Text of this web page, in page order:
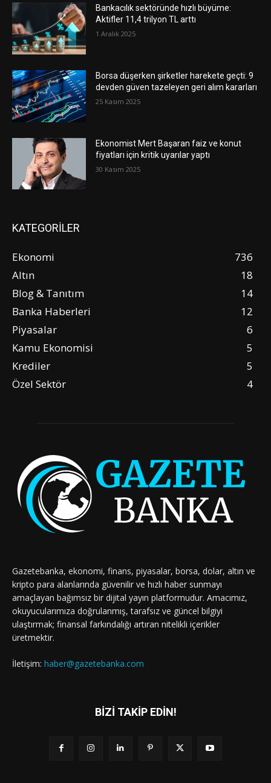
Bankacılık sektöründe hızlı büyüme:
Aktifler 11,4 trilyon TL arttı
1 Aralık 2025
Borsa düşerken şirketler harekete geçti: 9
devden güven tazeleyen geri alım kararları
25 Kasım 2025
Ekonomist Mert Başaran faiz ve konut
fiyatları için kritik uyarılar yaptı
30 Kasım 2025
KATEGORİLER
Ekonomi
736
Altın
18
Blog & Tanıtım
14
Banka Haberleri
12
Piyasalar
6
Kamu Ekonomisi
5
Krediler
5
Özel Sektör
4
Gazetebanka, ekonomi, finans, piyasalar, borsa, dolar, altın ve
kripto para alanlarında güvenilir ve hızlı haber sunmayı
amaçlayan bağımsız bir dijital yayın platformudur. Amacımız,
okuyucularımıza doğrulanmış, tarafsız ve güncel bilgiyi
ulaştırmak; finansal farkındalığı artıran nitelikli içerikler
üretmektir.
İletişim: haber@gazetebanka.com
BİZİ TAKİP EDİN!